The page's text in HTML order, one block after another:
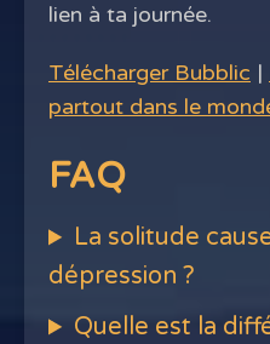
lien à ta journée.
Télécharger Bubblic |
partout dans le
FAQ
La solitude
dépression ?
Quelle est la